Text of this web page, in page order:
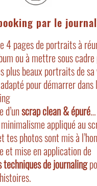
par le
4 pages de portraits à
ou à mettre sous
plus beaux portraits de sa
pour démarrer dans
d’unscrap clean & épuré
appliqué au
tes photos sont mis à
et mise en application de
de journaling